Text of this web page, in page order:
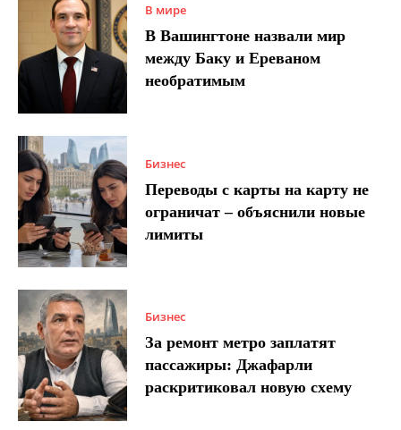
В мире
В Вашингтоне назвали мир
между Баку и Ереваном
необратимым
Бизнес
Переводы с карты на карту не
ограничат – объяснили новые
лимиты
Бизнес
За ремонт метро заплатят
пассажиры: Джафарли
раскритиковал новую схему